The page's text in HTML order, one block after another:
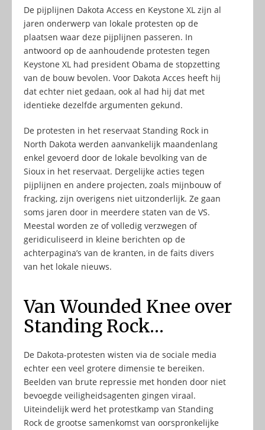
De pijplijnen Dakota Access en Keystone XL zijn al
jaren onderwerp van lokale protesten op de
plaatsen waar deze pijplijnen passeren. In
antwoord op de aanhoudende protesten tegen
Keystone XL had president Obama de stopzetting
van de bouw bevolen. Voor Dakota Acces heeft hij
dat echter niet gedaan, ook al had hij dat met
identieke dezelfde argumenten gekund.
De protesten in het reservaat Standing Rock in
North Dakota werden aanvankelijk maandenlang
enkel gevoerd door de lokale bevolking van de
Sioux in het reservaat. Dergelijke acties tegen
pijplijnen en andere projecten, zoals mijnbouw of
fracking, zijn overigens niet uitzonderlijk. Ze gaan
soms jaren door in meerdere staten van de VS.
Meestal worden ze of volledig verzwegen of
geridiculiseerd in kleine berichten op de
achterpagina’s van de kranten, in de faits divers
van het lokale nieuws.
Van Wounded Knee over
Standing Rock…
De Dakota-protesten wisten via de sociale media
echter een veel grotere dimensie te bereiken.
Beelden van brute repressie met honden door niet
bevoegde veiligheidsagenten gingen viraal.
Uiteindelijk werd het protestkamp van Standing
Rock de grootse samenkomst van oorspronkelijke